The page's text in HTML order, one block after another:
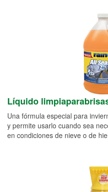
Líquido
Una fórmula especial para
y permite usarlo cuando sea
en condiciones de nieve o de